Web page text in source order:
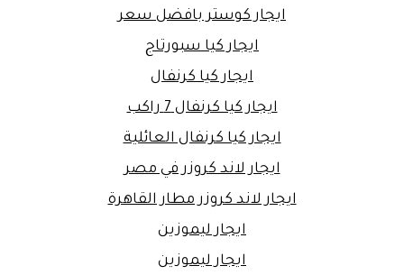
ايجار كوستر بافضل سعر
ايجار كيا سبورتاج
ايجار كيا كرنفال
ايجار كيا كرنفال 7 راكب
ايجار كيا كرنفال العائلية
ايجار لاند كروزر في مصر
ايجار لاند كروزر مطار القاهرة
ايجار ليموزين
ايجار ليموزين